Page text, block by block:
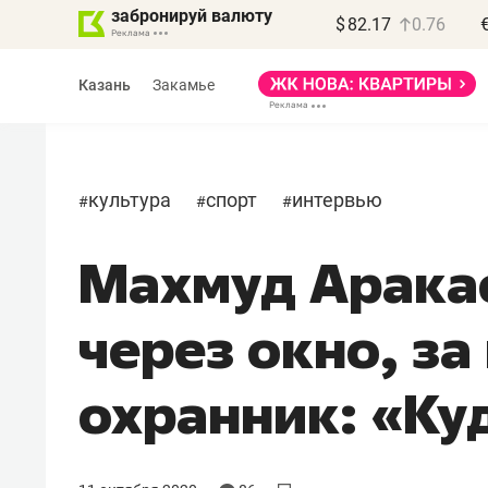
забронируй валюту $ 82.17 0.76
Казань Закамье
#культура #спорт #интервью
Махмуд
через окно,
охранник:
Василь Мазитов
МАРТ
«Не зная местных
правил, бизнес может
потерять минимум